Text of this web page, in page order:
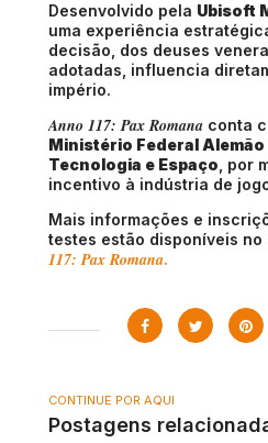
Desenvolvido pela Ubisoft
uma experiência
decisão, dos deuses
adotadas, influencia
império.
Anno 117: Pax Romana conta
Ministério Federal Alemão
Tecnologia e Espaço , por
incentivo à indústria de
Mais informações e
testes estão disponíveis
117: Pax Romana.
CONTINUE POR AQUI
Postagens